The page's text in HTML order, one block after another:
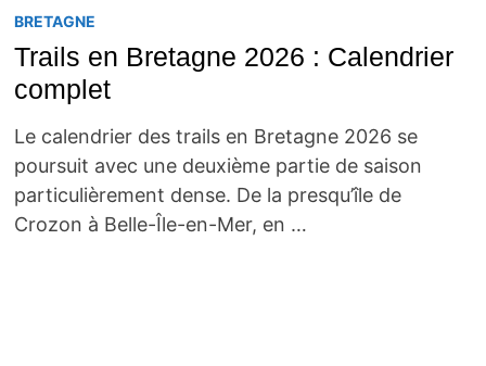
BRETAGNE
Trails en Bretagne 2026 : Calendrier
complet
Le calendrier des trails en Bretagne 2026 se
poursuit avec une deuxième partie de saison
particulièrement dense. De la presqu’île de
Crozon à Belle-Île-en-Mer, en …